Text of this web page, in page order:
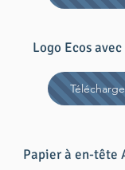
Logo Ecos
Papier à en-tête